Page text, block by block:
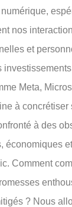
nos
et
Meta,
à concrétiser
à des
économiques
Comment
? Nous